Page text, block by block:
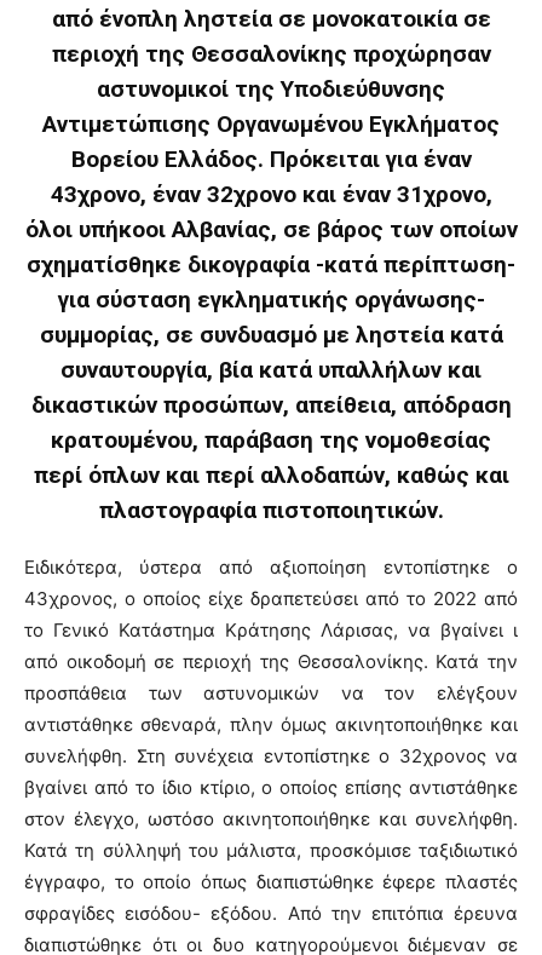
από ένοπλη ληστεία σε μονοκατοικία σε
περιοχή της Θεσσαλονίκης προχώρησαν
αστυνομικοί της Υποδιεύθυνσης
Αντιμετώπισης Οργανωμένου Εγκλήματος
Βορείου Ελλάδος. Πρόκειται για έναν
43χρονο, έναν 32χρονο και έναν 31χρονο,
όλοι υπήκοοι Αλβανίας, σε βάρος των οποίων
σχηματίσθηκε δικογραφία -κατά περίπτωση-
για σύσταση εγκληματικής οργάνωσης-
συμμορίας, σε συνδυασμό με ληστεία κατά
συναυτουργία, βία κατά υπαλλήλων και
δικαστικών προσώπων, απείθεια, απόδραση
κρατουμένου, παράβαση της νομοθεσίας
περί όπλων και περί αλλοδαπών, καθώς και
πλαστογραφία πιστοποιητικών.
Ειδικότερα, ύστερα από αξιοποίηση εντοπίστηκε ο
43χρονος, ο οποίος είχε δραπετεύσει από το 2022 από
το Γενικό Κατάστημα Κράτησης Λάρισας, να βγαίνει ι
από οικοδομή σε περιοχή της Θεσσαλονίκης. Κατά την
προσπάθεια των αστυνομικών να τον ελέγξουν
αντιστάθηκε σθεναρά, πλην όμως ακινητοποιήθηκε και
συνελήφθη. Στη συνέχεια εντοπίστηκε ο 32χρονος να
βγαίνει από το ίδιο κτίριο, ο οποίος επίσης αντιστάθηκε
στον έλεγχο, ωστόσο ακινητοποιήθηκε και συνελήφθη.
Κατά τη σύλληψή του μάλιστα, προσκόμισε ταξιδιωτικό
έγγραφο, το οποίο όπως διαπιστώθηκε έφερε πλαστές
σφραγίδες εισόδου- εξόδου. Από την επιτόπια έρευνα
διαπιστώθηκε ότι οι δυο κατηγορούμενοι διέμεναν σε